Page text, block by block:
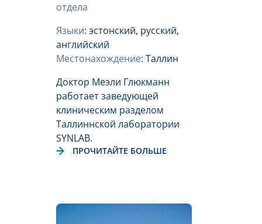
отдела
Языки: эстонский, русский,
английский
Местонахождение: Таллин
Доктор Меэли Глюкманн
работает заведующей
клиническим разделом
Таллиннской лаборатории
SYNLAB.
ПРОЧИТАЙТЕ БОЛЬШЕ